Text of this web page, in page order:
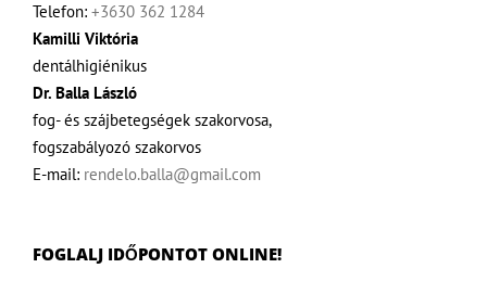
Telefon: +3630 362 1284
Kamilli Viktória
dentálhigiénikus
Dr. Balla László
fog- és szájbetegségek szakorvosa,
fogszabályozó szakorvos
E-mail: rendelo.balla@gmail.com
FOGLALJ IDŐPONTOT ONLINE!